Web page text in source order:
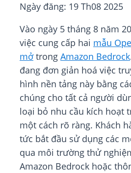
Ngày đăng: 19 Th08 2025
Vào ngày 5 tháng 8 năm
việc cung cấp hai mẫu
mởtrong Amazon Bedrock
đang đơn giản hoá việc
hình nền tảng này bằng
chúng cho tất cả người
loại bỏ nhu cầu kích hoạt
một cách rõ ràng. Khách
tức bắt đầu sử dụng các
qua môi trường thử
Amazon Bedrock hoặc